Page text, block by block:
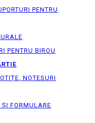
PENTRU
PENTRU BIROU
NOTESURI
ȘI FORMULARE